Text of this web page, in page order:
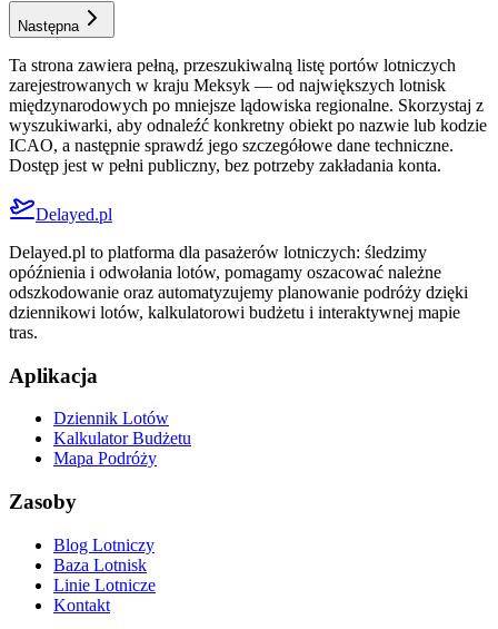
Następna
Ta strona zawiera pełną, przeszukiwalną listę portów lotniczych
zarejestrowanych w kraju Meksyk — od największych lotnisk
międzynarodowych po mniejsze lądowiska regionalne. Skorzystaj z
wyszukiwarki, aby odnaleźć konkretny obiekt po nazwie lub kodzie
ICAO, a następnie sprawdź jego szczegółowe dane techniczne.
Dostęp jest w pełni publiczny, bez potrzeby zakładania konta.
Delayed.pl
Delayed.pl to platforma dla pasażerów lotniczych: śledzimy
opóźnienia i odwołania lotów, pomagamy oszacować należne
odszkodowanie oraz automatyzujemy planowanie podróży dzięki
dziennikowi lotów, kalkulatorowi budżetu i interaktywnej mapie
tras.
Aplikacja
Dziennik Lotów
Kalkulator Budżetu
Mapa Podróży
Zasoby
Blog Lotniczy
Baza Lotnisk
Linie Lotnicze
Kontakt